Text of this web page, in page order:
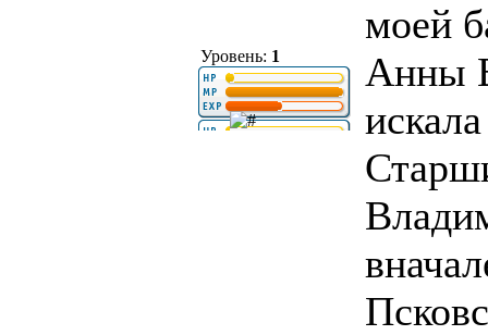
Уровень: 1
моей
Анны